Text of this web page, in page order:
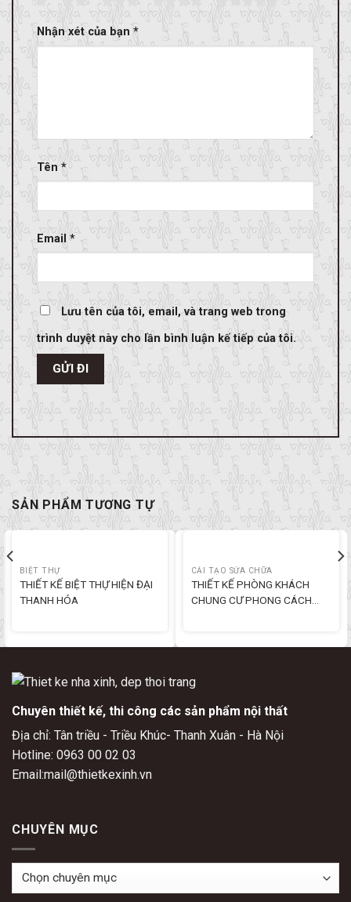
Nhận xét của bạn *
Tên*
Email*
Lưu tên của tôi, email, và trang web trong
trình duyệt này cho lần bình luận kế tiếp của tôi.
SẢN PHẨM TƯƠNG TỰ
BIỆT THỰ
THIẾT KẾ BIỆT THỰ HIỆN ĐẠI
THANH HÓA
CẢI TẠO SỬA CHỮA
THIẾT KẾ PHÒNG KHÁCH
CHUNG CƯ PHONG CÁCH
Chuyên thiết kế, thi công các sản phẩm nội thất
Địa chỉ: Tân triều - Triều Khúc- Thanh Xuân - Hà Nội
Hotline: 0963 00 02 03
Email:mail@thietkexinh.vn
CHUYÊN MỤC
Chuyên